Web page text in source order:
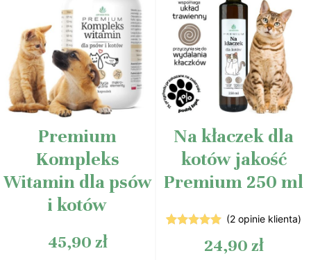
Premium
Kompleks
Witamin dla psów
i kotów
45,90 zł
Na kłaczek dla
kotów jakość
Premium 250 ml
na 5
(2opinie klienta)
24,90 zł
Czystek 100 vege caps
Herbalab
29,90
zł + DODAJ